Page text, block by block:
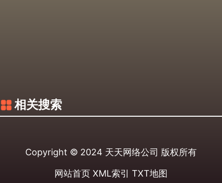
相关搜索
Copyright © 2024 天天网络公司 版权所有
网站首页 XML索引 TXT地图